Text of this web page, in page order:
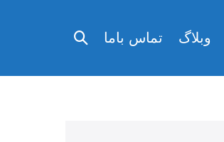
وبلاگ تماس باما
تغییر